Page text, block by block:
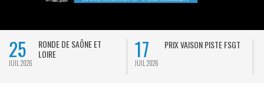
25
JUIL 2026
RONDE DE SAÔNE ET
LOIRE
17
JUIL 2026
PRIX VAISON PISTE FSGT